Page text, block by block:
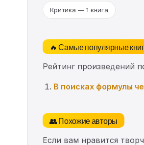
Критика — 1 книга
🔥 Самые популярные
Рейтинг произведений
В поисках формулы
👥 Похожие авторы
Если вам нравится